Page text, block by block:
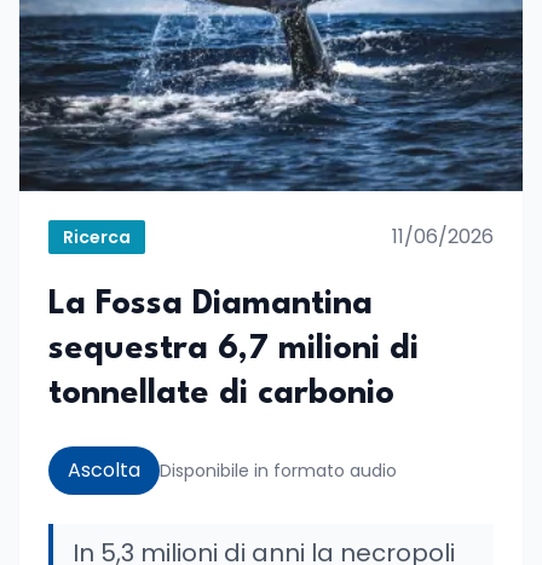
Ricerca 11/06/2026
La Fossa Diamantina
sequestra 6,7 milioni di
tonnellate di carbonio
Ascolta Disponibile in formato audio
In 5,3 milioni di anni la necropoli